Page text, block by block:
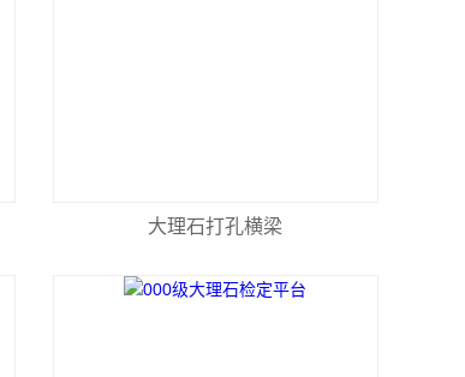
大理石打孔横梁